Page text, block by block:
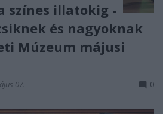
színes illatokig -
és nagyoknak
Múzeum májusi
07. 0